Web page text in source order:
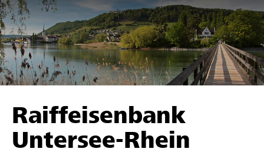
Parrainer
Soutien & assistance
Trouvez des projets et des organisations
Démarrez maintenant
Raiffeisenbank
Untersee-Rhein